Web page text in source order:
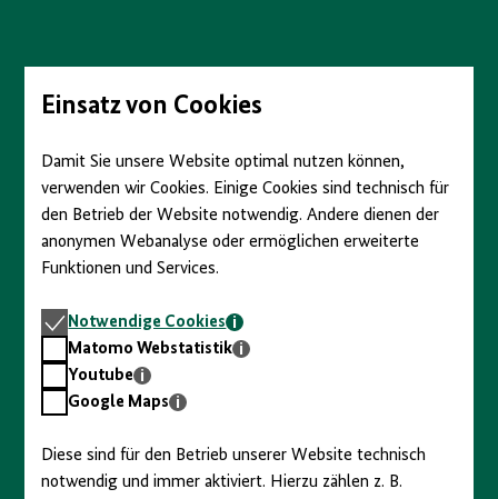
Seiteninhalt
springenEinsatz von Cookies
Damit Sie unsere Website optimal nutzen können,
verwenden wir Cookies. Einige Cookies sind technisch für
den Betrieb der Website notwendig. Andere dienen der
anonymen Webanalyse oder ermöglichen erweiterte
Funktionen und Services.
Notwendige
Cookies
Notwendige Cookies
Matomo
Webstatistik
Matomo Webstatistik
Youtube
Youtube
GoogleGoogle Maps
Diese sind für den Betrieb unserer Website technisch
notwendig und immer aktiviert. Hierzu zählen z. B.